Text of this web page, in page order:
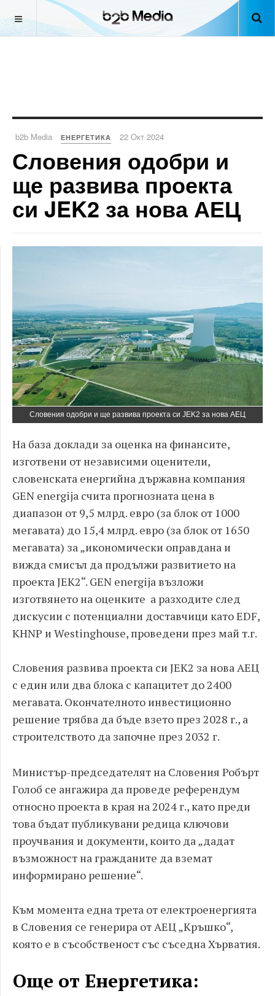
b2b Media ЕНЕРГЕТИКА 22 Окт 2024
Словения одобри и
ще развива проекта
си JEK2 за нова АЕЦ
Словения одобри и ще развива проекта си JEK2 за нова АЕЦ
На база доклади за оценка на финансите,
изготвени от независими оценители,
словенската енергийна държавна компания
GEN energija счита прогнозната цена в
диапазон от 9,5 млрд. евро (за блок от 1000
мегавата) до 15,4 млрд. евро (за блок от 1650
мегавата) за „икономически оправдана и
вижда смисъл да продължи развитието на
проекта JEK2“. GEN energija възложи
изготвянето на оценките а разходите след
дискусии с потенциални доставчици като EDF,
KHNP и Westinghouse, проведени през май т.г.
Словения развива проекта си JEK2 за нова АЕЦ
с един или два блока с капацитет до 2400
мегавата. Окончателното инвестиционно
решение трябва да бъде взето през 2028 г., а
строителството да започне през 2032 г.
Министър-председателят на Словения Робърт
Голоб се ангажира да проведе референдум
относно проекта в края на 2024 г., като преди
това бъдат публикувани редица ключови
проучвания и документи, които да „дадат
възможност на гражданите да вземат
информирано решение“.
Към момента една трета от електроенергията
в Словения се генерира от АЕЦ „Кръшко“,
която е в съсобственост със съседна Хърватия.
Още от Енергетика: